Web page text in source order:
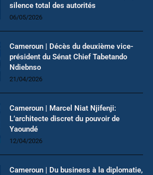
silence total des autorités
06/05/2026
Cameroun | Décès du deuxième vice-
président du Sénat Chief Tabetando
Ndiebnso
21/04/2026
Cameroun | Marcel Niat Njifenji:
L’architecte discret du pouvoir de
Yaoundé
12/04/2026
Cameroun | Du business à la diplomatie,